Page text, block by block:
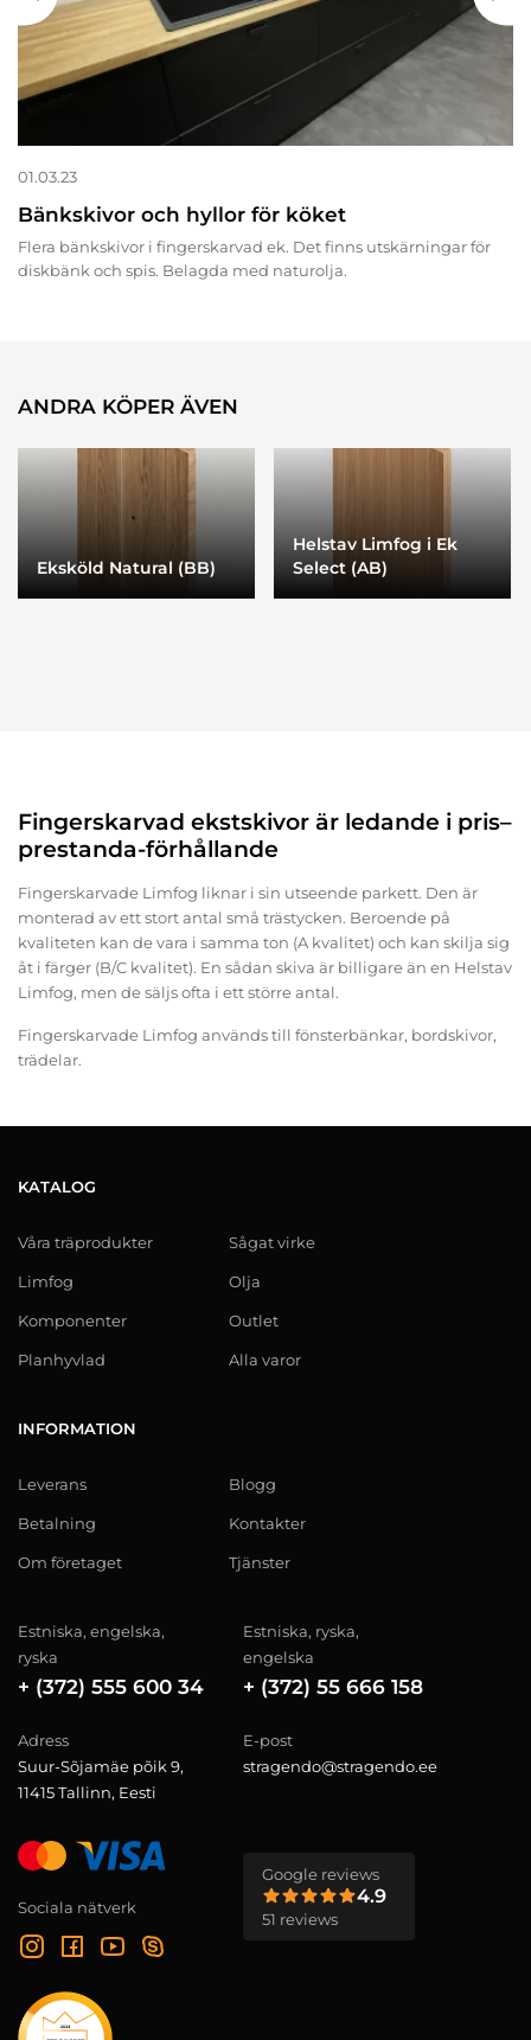
01.03.23
Bänkskivor och hyllor för köket
Flera bänkskivor i fingerskarvad ek. Det finns utskärningar för
diskbänk och spis. Belagda med naturolja.
ANDRA KÖPER ÄVEN
Eksköld Natural (BB)
Helstav Limfog i Ek
Select (AB)
Fingerskarvad ekstskivor är ledande i pris–
prestanda-förhållande
Fingerskarvade Limfog liknar i sin utseende parkett. Den är
monterad av ett stort antal små trästycken. Beroende på
kvaliteten kan de vara i samma ton (A kvalitet) och kan skilja sig
åt i färger (B/C kvalitet). En sådan skiva är billigare än en Helstav
Limfog, men de säljs ofta i ett större antal.
Fingerskarvade Limfog används till fönsterbänkar, bordskivor,
trädelar.
KATALOG
Våra träprodukter
Limfog
Komponenter
Planhyvlad
Sågat virke
Olja
Outlet
Alla varor
INFORMATION
Leverans
Betalning
Om företaget
Blogg
Kontakter
Tjänster
Estniska, engelska,
ryska
+ (372) 555 600 34
Estniska, ryska,
engelska
+ (372) 55 666 158
Adress
Suur-Sõjamäe põik 9,
11415 Tallinn, Eesti
E-post
stragendo@stragendo.ee
Sociala nätverk
Google reviews
4.9
51 reviews